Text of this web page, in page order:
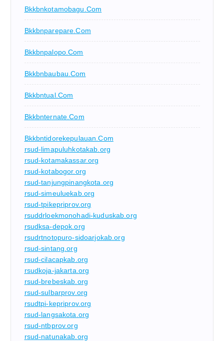
Bkkbnkotamobagu.com
Bkkbnparepare.com
Bkkbnpalopo.com
Bkkbnbaubau.com
Bkkbntual.com
Bkkbnternate.com
Bkkbntidorekepulauan.com
rsud-limapuluhkotakab.org
rsud-kotamakassar.org
rsud-kotabogor.org
rsud-tanjungpinangkota.org
rsud-simeuluekab.org
rsud-tpikepriprov.org
rsuddrloekmonohadi-kuduskab.org
rsudksa-depok.org
rsudrtnotopuro-sidoarjokab.org
rsud-sintang.org
rsud-cilacapkab.org
rsudkoja-jakarta.org
rsud-brebeskab.org
rsud-sulbarprov.org
rsudtpi-kepriprov.org
rsud-langsakota.org
rsud-ntbprov.org
rsud-natunakab.org